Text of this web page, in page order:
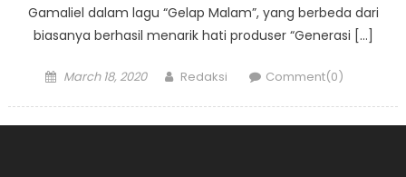
Gamaliel dalam lagu “Gelap Malam”, yang berbeda dari
biasanya berhasil menarik hati produser “Generasi […]
Posted
March 18, 2020 Author
Redaksi Comment(0)